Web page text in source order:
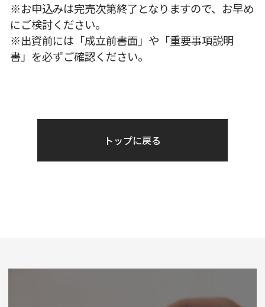
※お申込みは完売次第終了となりますので、お早め
にご検討ください。
※出資前には「成立前書面」や「重要事項説明
書」を必ずご確認ください。
トップに戻る